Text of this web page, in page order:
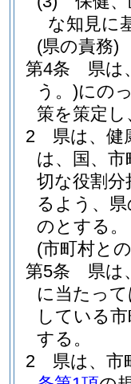
な知見に
(県の責務)
第4条
県は
う。)にの
策を策定
2
県は、健
は、国、
切な役割
るよう、
のとする。
(市町村と
第5条
県は
に当たっ
している
する。
2
県は、市